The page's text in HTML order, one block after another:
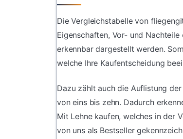
Die Vergleichstabelle von
Eigenschaften, Vor- und
erkennbar dargestellt werden.
welche Ihre Kaufentscheidung
Dazu zählt auch die Auflistung
von eins bis zehn. Dadurch
Mit Lehne kaufen, welches in der
von uns als Bestseller